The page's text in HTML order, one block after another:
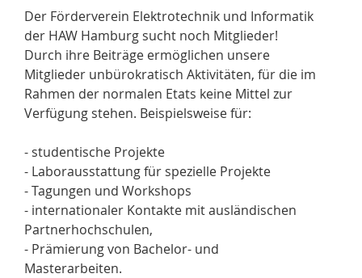
Der Förderverein Elektrotechnik und Informatik
der HAW Hamburg sucht noch Mitglieder!
Durch ihre Beiträge ermöglichen unsere
Mitglieder unbürokratisch Aktivitäten, für die im
Rahmen der normalen Etats keine Mittel zur
Verfügung stehen. Beispielsweise für:
- studentische Projekte
- Laborausstattung für spezielle Projekte
- Tagungen und Workshops
- internationaler Kontakte mit ausländischen
Partnerhochschulen,
- Prämierung von Bachelor- und
Masterarbeiten.